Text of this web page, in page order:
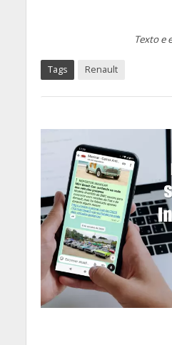
Texto e
Tags Renault